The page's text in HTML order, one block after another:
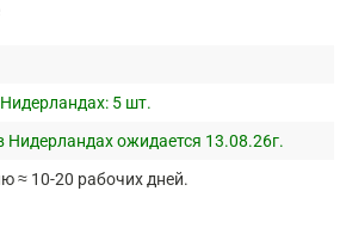
5 шт.
ожидается 13.08.26г.
≈ 10-20 рабочих дней.